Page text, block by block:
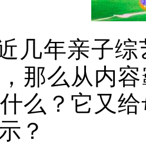
几年亲子
那么从内
么？它又
？